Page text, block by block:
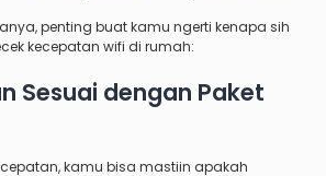
penting buat kamu ngerti kenapa sih
kecepatan wifi di rumah:
Sesuai dengan Paket
kamu bisa mastiin apakah